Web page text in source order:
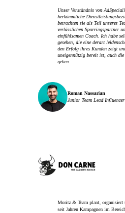
Unser Verständnis von
herkömmliche
betrachten sie als Teil unseres
verlässlichen Sparringspartner
einfühlsamen Coach. Ich habe
gesehen, die eine derart
den Erfolg ihres Kunden zeigt
uneigennützig bereit ist, auch
gehen.
Roman Nassarian
Junior Team Lead
Moritz & Team plant, organisiert
seit Jahren Kampagnen im